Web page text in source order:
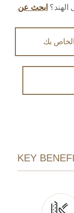
ابحث عن
بك